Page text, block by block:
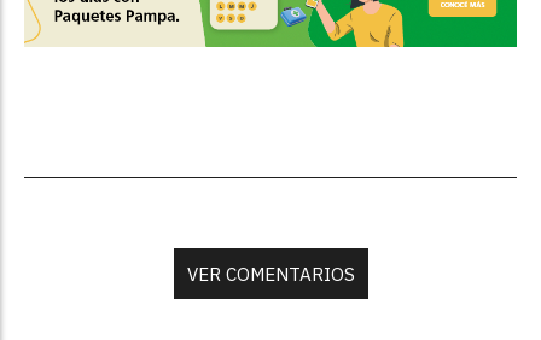
VER COMENTARIOS